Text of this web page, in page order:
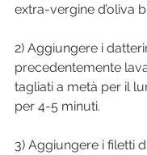
extra-vergine d’oliva
2) Aggiungere i
precedentemente
tagliati a metà per il
per 4-5 minuti.
3) Aggiungere i filetti